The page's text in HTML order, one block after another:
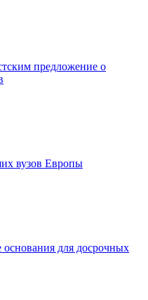
предложение о
вузов Европы
для досрочных